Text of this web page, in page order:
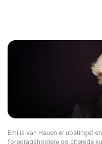
Emilia van Hauen er ubetinget
foredragsholdere og citerede